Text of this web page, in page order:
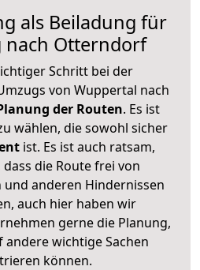
als Beiladung für
nach Otterndorf
Schritt bei der
von Wuppertal nach
der Routen. Es ist
wählen, die sowohl sicher
ist. Es ist auch ratsam,
die Route frei von
anderen Hindernissen
auch hier haben wir
gerne die Planung,
andere wichtige Sachen
können.